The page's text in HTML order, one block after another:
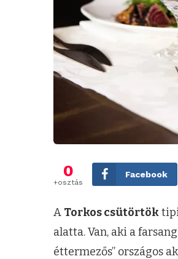
0
+osztás
Facebook
A Torkos csütörtök
alatta. Van, aki a
éttermezős” országos